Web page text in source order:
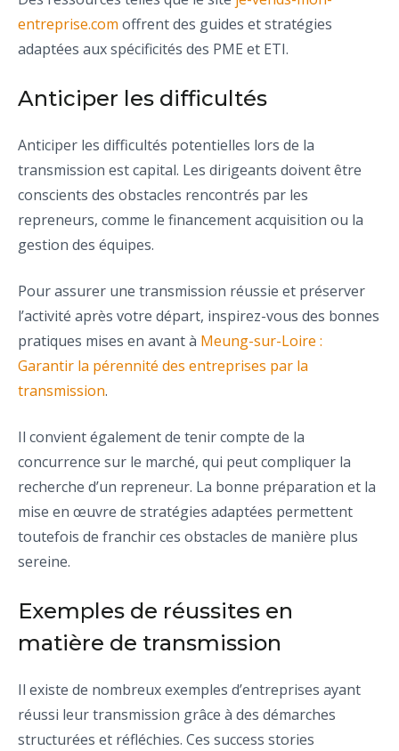
entreprise.com offrent des guides et stratégies
adaptées aux spécificités des PME et ETI.
Anticiper les difficultés
Anticiper les difficultés potentielles lors de la
transmission est capital. Les dirigeants doivent être
conscients des obstacles rencontrés par les
repreneurs, comme le financement acquisition ou la
gestion des équipes.
Pour assurer une transmission réussie et préserver
l’activité après votre départ, inspirez-vous des bonnes
pratiques mises en avant à Meung-sur-Loire :
Garantir la pérennité des entreprises par la
transmission.
Il convient également de tenir compte de la
concurrence sur le marché, qui peut compliquer la
recherche d’un repreneur. La bonne préparation et la
mise en œuvre de stratégies adaptées permettent
toutefois de franchir ces obstacles de manière plus
sereine.
Exemples de réussites en
matière de transmission
Il existe de nombreux exemples d’entreprises ayant
réussi leur transmission grâce à des démarches
structurées et réfléchies. Ces success stories